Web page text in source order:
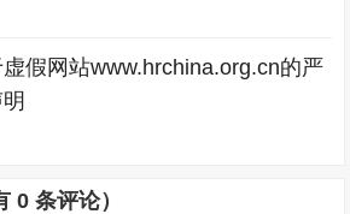
假网站www.hrchina.org.cn的严
0 条评论）